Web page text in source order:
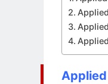
Applied